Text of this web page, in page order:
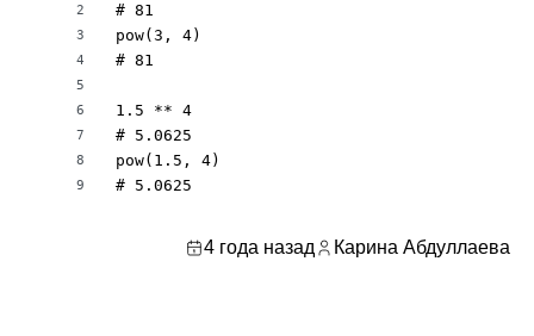
2
3
4
5
6
7
8
9
# 81
pow(3, 4)
# 81
1.5 ** 4
# 5.0625
pow(1.5, 4)
# 5.0625
4 года назад Карина Абдуллаева